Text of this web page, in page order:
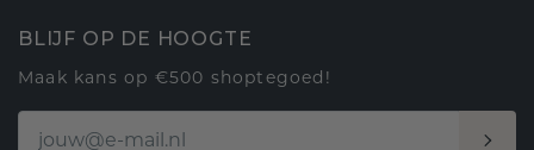
BLIJF OP DE HOOGTE
Maak kans op €500 shoptegoed!